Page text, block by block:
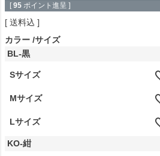
[ 95 ポイント進呈 ]
送料込
カラー サイズ
BL-黒
Sサイズ
Mサイズ
Lサイズ
KO-紺